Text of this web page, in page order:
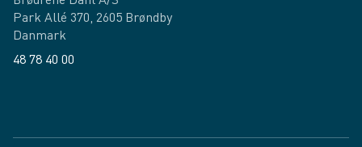
Park Allé 370, 2605 Brøndby
Danmark
48 78 40 00